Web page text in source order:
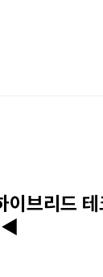
브리드
◀